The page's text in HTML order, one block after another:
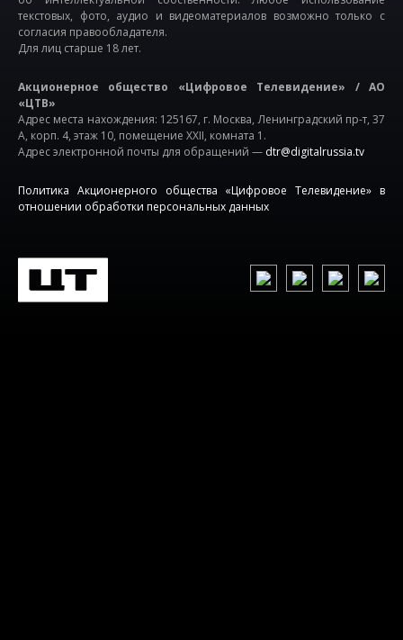
текстовых, фото, аудио и видеоматериалов возможно только с
согласия правообладателя.
Для лиц старше 18 лет.
Акционерное общество «Цифровое Телевидение» / АО
«ЦТВ»
Адрес места нахождения: 125167, г. Москва, Ленинградский пр-т, 37
А, корп. 4, этаж 10, помещение XXII, комната 1.
Адрес электронной почты для обращений — dtr@digitalrussia.tv
Политика Акционерного общества «Цифровое Телевидение» в
отношении обработки персональных данных